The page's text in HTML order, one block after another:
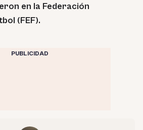
en la Federación
(FEF).
PUBLICIDAD